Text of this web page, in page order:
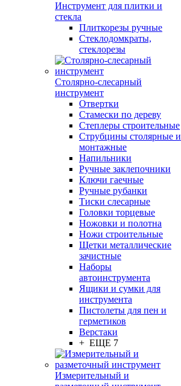
Инструмент для плитки и
стекла
Плиткорезы ручные
Стеклодомкраты,
стеклорезы
Столярно-слесарный
инструмент
Отвертки
Стамески по дереву
Степлеры строительные
Струбцины столярные и
монтажные
Напильники
Ручные заклепочники
Ключи гаечные
Ручные рубанки
Тиски слесарные
Головки торцевые
Ножовки и полотна
Ножи строительные
Щетки металлические
зачистные
Наборы
автоинструмента
Ящики и сумки для
инструмента
Пистолеты для пен и
герметиков
Верстаки
+ ЕЩЕ 7
Измерительный и